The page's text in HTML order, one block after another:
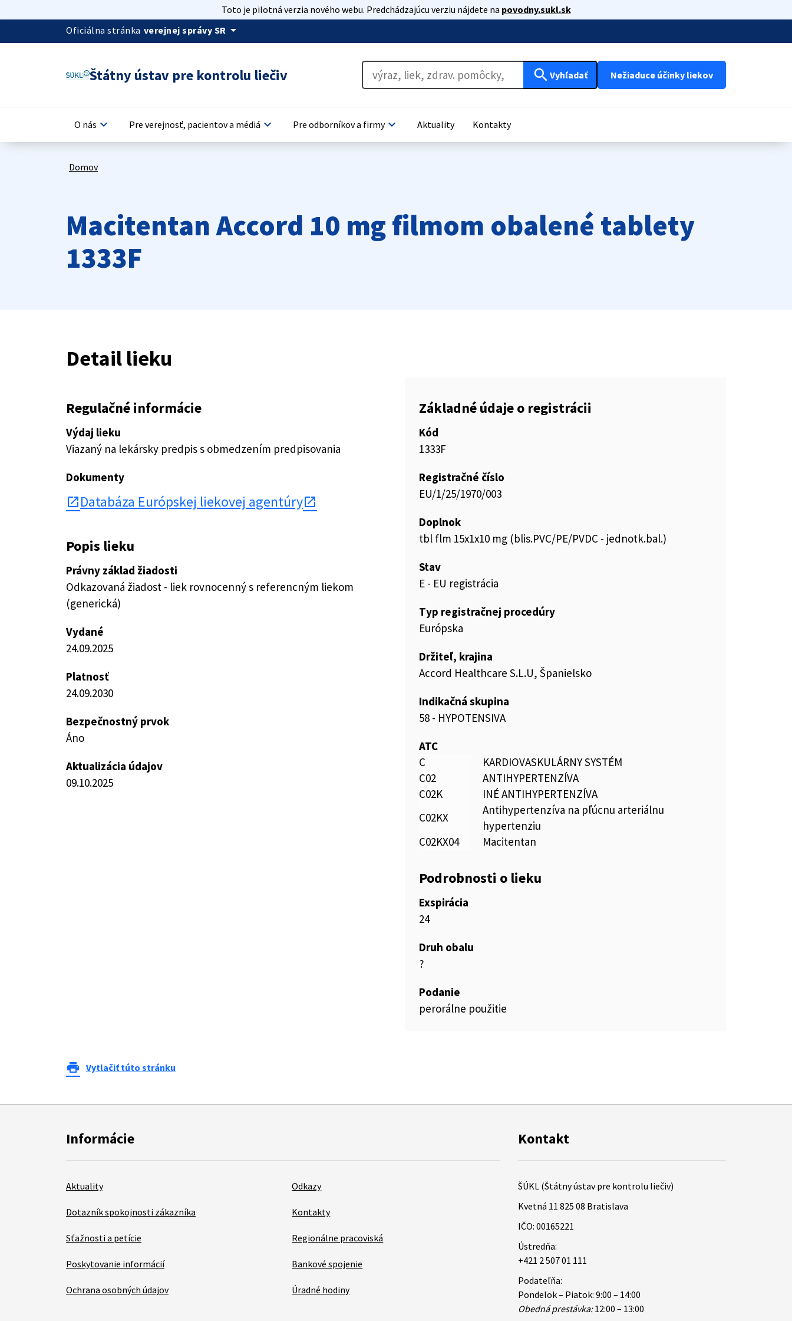
Toto je pilotná verzia nového webu. Predchádzajúcu verziu nájdete na povodny.sukl.sk
Oficiálna stránka verejnej správy SR arrow_drop_down
Štátny ústav pre kontrolu liečiv search Vyhľadať Nežiaduce účinky liekov
O nás keyboard_arrow_down Pre verejnosť, pacientov a médiá keyboard_arrow_down Pre odborníkov a firmykeyboard_arrow_down Aktuality Kontakty
Domov
Macitentan Accord 10 mg filmom obalené tablety
1333F
Detail lieku
Regulačné informácie
Výdaj lieku
Viazaný na lekársky predpis s obmedzením predpisovania
Dokumenty
open_in_new Databáza Európskej liekovej agentúry
Popis lieku
Právny základ žiadosti
Odkazovaná žiadost - liek rovnocenný s referencným liekom
(generická)
Vydané
24.09.2025
Platnosť
24.09.2030
Bezpečnostný prvok
Áno
Aktualizácia údajov
09.10.2025
Základné údaje o registrácii
Kód
1333F
Registračné číslo
EU/1/25/1970/003
Doplnok
tbl flm 15x1x10 mg (blis.PVC/PE/PVDC - jednotk.bal.)
Stav
E - EU registrácia
Typ registračnej procedúry
Európska
Držiteľ, krajina
Accord Healthcare S.L.U, Španielsko
Indikačná skupina
58 - HYPOTENSIVA
ATC
C
KARDIOVASKULÁRNY SYSTÉM
C02
ANTIHYPERTENZÍVA
C02K
INÉ ANTIHYPERTENZÍVA
C02KX
Antihypertenzíva na pľúcnu arteriálnu
hypertenziu
C02KX04
Macitentan
Podrobnosti o lieku
Exspirácia
24
Druh obalu
?
Podanie
perorálne použitie
print Vytlačiť túto stránku
Informácie
Aktuality
Dotazník spokojnosti zákazníka
Sťažnosti a petície
Poskytovanie informácií
Ochrana osobných údajov
Odkazy
Kontakty
Regionálne pracoviská
Bankové spojenie
Úradné hodiny
Kontakt
ŠÚKL (Štátny ústav pre kontrolu liečiv)
Kvetná 11 825 08 Bratislava
IČO: 00165221
Ústredňa:
+421 2 507 01 111
Podateľňa:
Pondelok – Piatok: 9:00 – 14:00
Obedná prestávka:12:00 – 13:00